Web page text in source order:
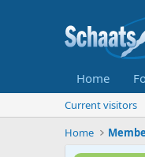
Home
Current visitors
Home